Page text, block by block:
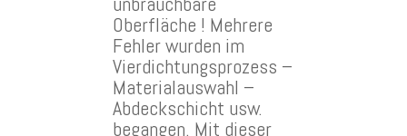
Oberfläche ! Mehrere
Fehler wurden im
Vierdichtungsprozess –
Materialauswahl –
Abdeckschicht usw.
begangen. Mit dieser